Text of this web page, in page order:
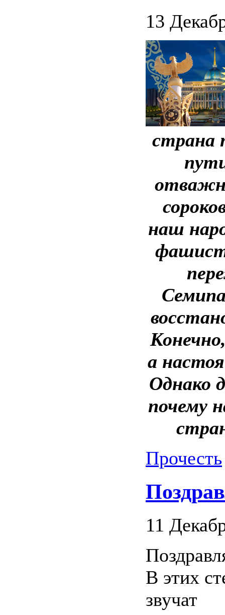
13
страна
наш
а
Однако
почему
Прочесть
11
В этих
звучат